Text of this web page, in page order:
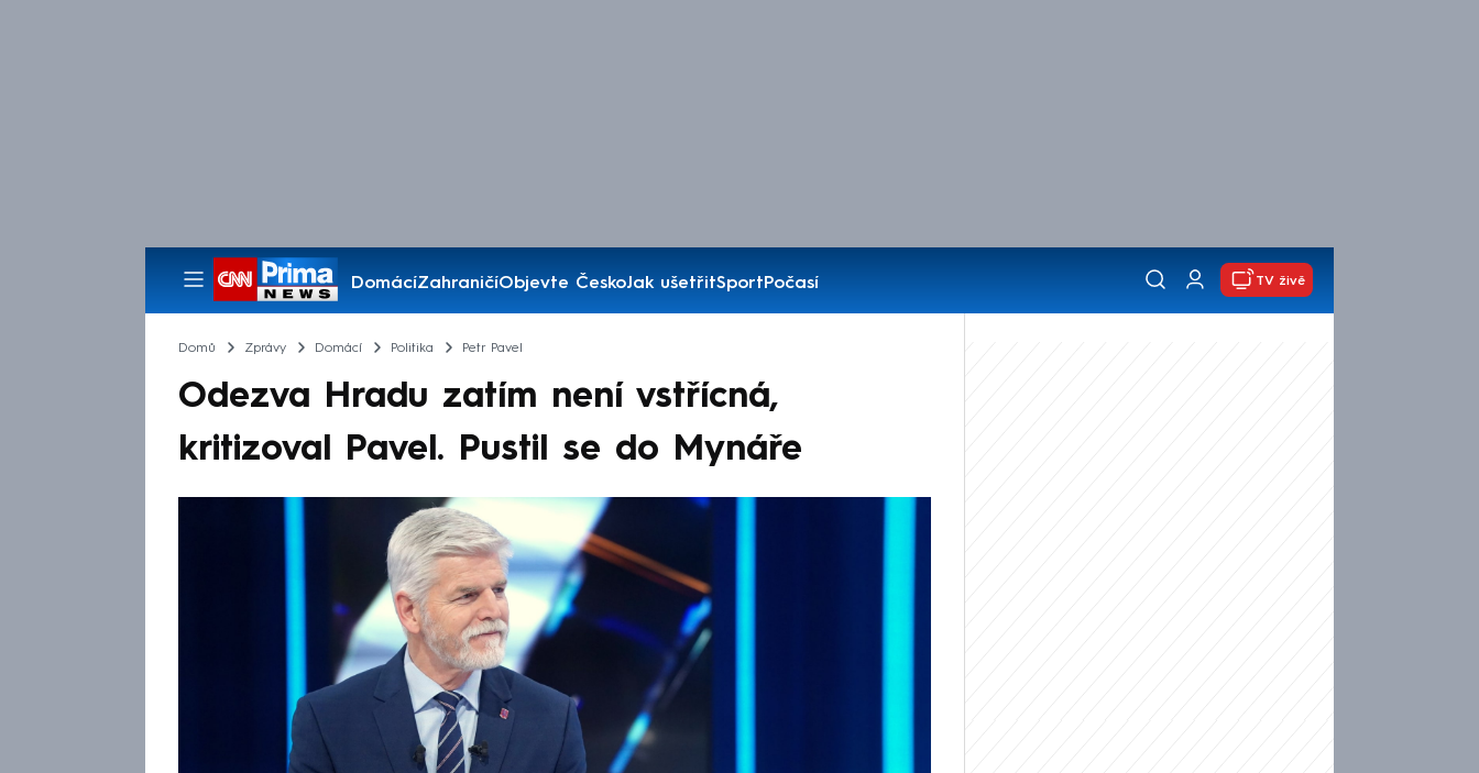
DomácíZahraničíObjevte ČeskoJak ušetřitSportPočasí
Pořady
TV živě
Domů Zprávy Domácí Politika Petr Pavel
Odezva Hradu zatím není vstřícná,
kritizoval Pavel. Pustil se do Mynáře